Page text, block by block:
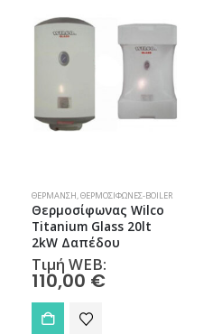
ΘΈΡΜΑΝΣΗ,ΘΕΡΜΟΣΊΦΩΝΕΣ-BOILER
Θερμοσίφωνας Wilco
Titanium Glass 40lt
4kW Οριζόντιος
Τιμή WEB:
129,00€